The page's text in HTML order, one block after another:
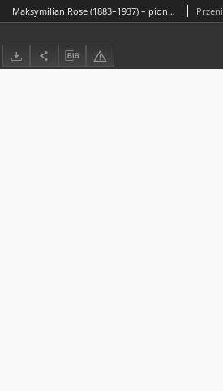
Maksymilian Rose (1883–1937) – pioneer of brain research, Professor of the Stefan Batory University in Vilnius*